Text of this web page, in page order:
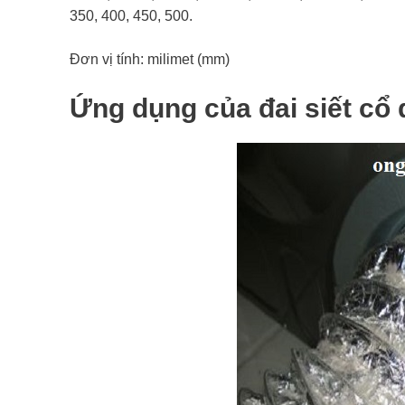
350, 400, 450, 500.
Đơn vị tính: milimet (mm)
Ứng dụng của đai siết cổ